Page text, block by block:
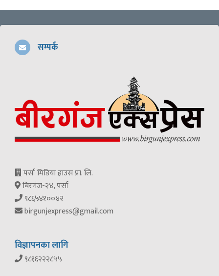
सम्पर्क
पर्सा मिडिया हाउस प्रा. लि.
बिरगंज-२४, पर्सा
९८६५४१००४२
birgunjexpress@gmail.com
विज्ञापनका लागि
९८१६२२२८५५